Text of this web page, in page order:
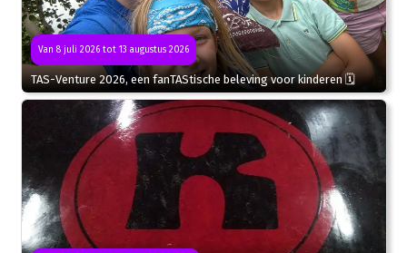
Van 8 juli 2026 tot 13 augustus 2026
TAS-Venture 2026, een fanTAStische beleving voor kinderen 🗓